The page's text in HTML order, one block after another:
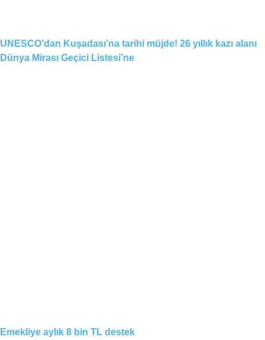
UNESCO’dan Kuşadası’na tarihi müjde! 26 yıllık kazı alanı
Dünya Mirası Geçici Listesi’ne
Emekliye aylık 8 bin TL destek